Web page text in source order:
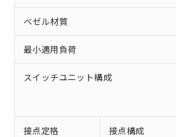
ベゼル材質
最小適用負荷
スイッチユニット構成
接点定格 接点構成